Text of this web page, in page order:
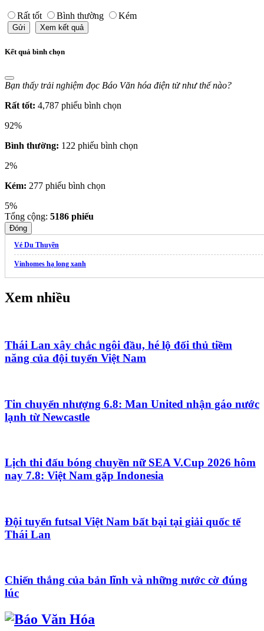
Rất tốt Bình thường Kém
Gửi Xem kết quả
Kết quả bình chọn
Bạn thấy trải nghiệm đọc Báo Văn hóa điện tử như thế nào?
Rất tốt: 4,787 phiếu bình chọn
92%
Bình thường: 122 phiếu bình chọn
2%
Kém: 277 phiếu bình chọn
5%
Tổng cộng: 5186 phiếu
Đóng
Vé Du Thuyền
Vinhomes hạ long xanh
Xem nhiều
Thái Lan xây chắc ngôi đầu, hé lộ đối thủ tiềm
năng của đội tuyển Việt Nam
Tin chuyển nhượng 6.8: Man United nhận gáo nước
lạnh từ Newcastle
Lịch thi đấu bóng chuyền nữ SEA V.Cup 2026 hôm
nay 7.8: Việt Nam gặp Indonesia
Đội tuyển futsal Việt Nam bất bại tại giải quốc tế
Thái Lan
Chiến thắng của bản lĩnh và những nước cờ đúng
lúc